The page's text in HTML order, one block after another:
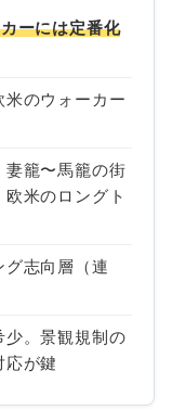
ーには定番化
米のウォーカー
妻籠〜馬籠の街
米のロングト
グ志向層（連
少。景観規制の
応が鍵